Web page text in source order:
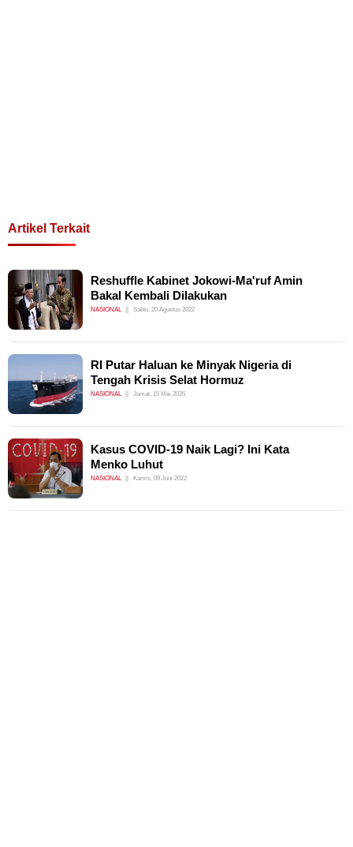
Artikel Terkait
Reshuffle Kabinet Jokowi-Ma'ruf Amin
Bakal Kembali Dilakukan
NASIONAL Sabtu, 20 Agustus 2022
RI Putar Haluan ke Minyak Nigeria di
Tengah Krisis Selat Hormuz
NASIONAL Jumat, 15 Mei 2026
Kasus COVID-19 Naik Lagi? Ini Kata
Menko Luhut
NASIONAL Kamis, 09 Juni 2022